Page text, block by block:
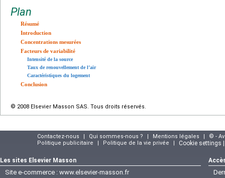
Plan
Résumé
Introduction
Concentrations mesurées
Facteurs de variabilité
Intensité de la source
Taux de renouvellement de l’air
Caractéristiques du logement
Conclusion
© 2008 Elsevier Masson SAS. Tous droits réservés.
Contactez-nous | Qui sommes-nous ? | Mentions légales |
© -
Politique publicitaire
| Politique de la vie privée | Cookie settings
Les sites Elsevier Masson
Site e-commerce : www.elsevier-masson.fr